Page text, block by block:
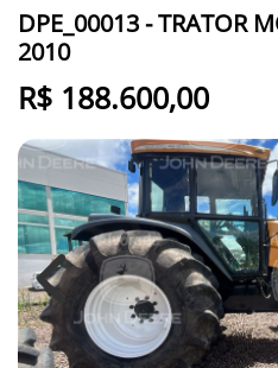
DPE_00013 - TRATOR
2010
R$ 188.600,00
Previous